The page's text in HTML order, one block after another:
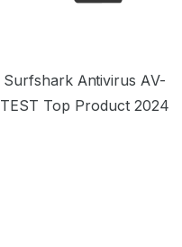
Surfshark Antivirus AV-
TEST Top Product 2024